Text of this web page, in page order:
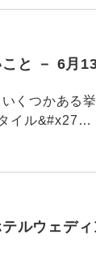
と － 6月
くつかある
イル&#x27…
ルウェデ